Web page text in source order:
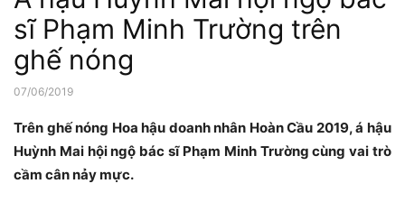
sĩ Phạm Minh Trường trên
ghế nóng
07/06/2019
Trên ghế nóng Hoa hậu doanh nhân Hoàn Cầu 2019, á hậu
Huỳnh Mai hội ngộ bác sĩ Phạm Minh Trường cùng vai trò
cầm cân nảy mực.